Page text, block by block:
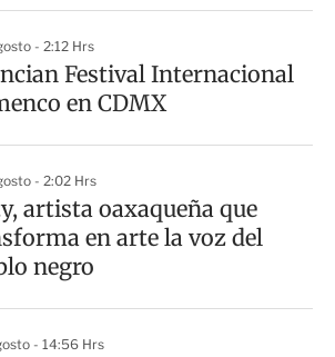
- 2:12 Hrs
Festival Internacional
en CDMX
- 2:02 Hrs
artista oaxaqueña que
en arte la voz del
negro
- 14:56 Hrs